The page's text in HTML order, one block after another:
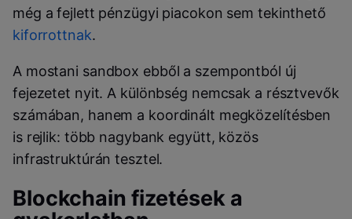
még a fejlett pénzügyi piacokon sem tekinthető
kiforrottnak.
A mostani sandbox ebből a szempontból új
fejezetet nyit. A különbség nemcsak a résztvevők
számában, hanem a koordinált megközelítésben
is rejlik: több nagybank együtt, közös
infrastruktúrán tesztel.
Blockchain fizetések a